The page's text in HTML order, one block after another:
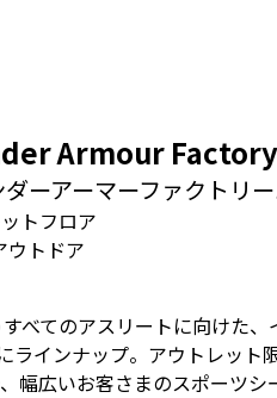
Armour
ダーアーマーファクトリ
トフロア
ウトドア
てのアスリートに向けた
インナップ。アウトレット
広いお客さまのスポーツシ